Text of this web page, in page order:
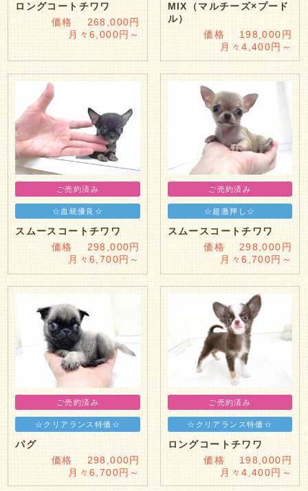
ロングコートチワワ
価格 268,000円
月々6,000円～
MIX（マルチーズ×プード
ル）
価格 198,000円
月々4,400円～
ご売約済み
☆血統優良☆
スムースコートチワワ
価格 298,000円
月々6,700円～
ご売約済み
☆超激押し☆
スムースコートチワワ
価格 298,000円
月々6,700円～
ご売約済み
☆クリアランス特価☆
パグ
価格 298,000円
月々6,700円～
ご売約済み
☆クリアランス特価☆
ロングコートチワワ
価格 198,000円
月々4,400円～